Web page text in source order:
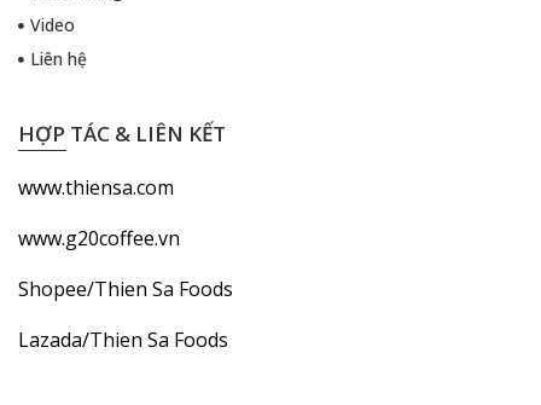
Video
Liên hệ
HỢP TÁC & LIÊN KẾT
www.thiensa.com
www.g20coffee.vn
Shopee/Thien Sa Foods
Lazada/Thien Sa Foods